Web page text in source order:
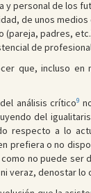
y personal de los
de unos
(pareja, padres,
de
que, incluso
análisis crítico9
del
respecto a lo
prefiera o no
no puede ser
veraz, denostar